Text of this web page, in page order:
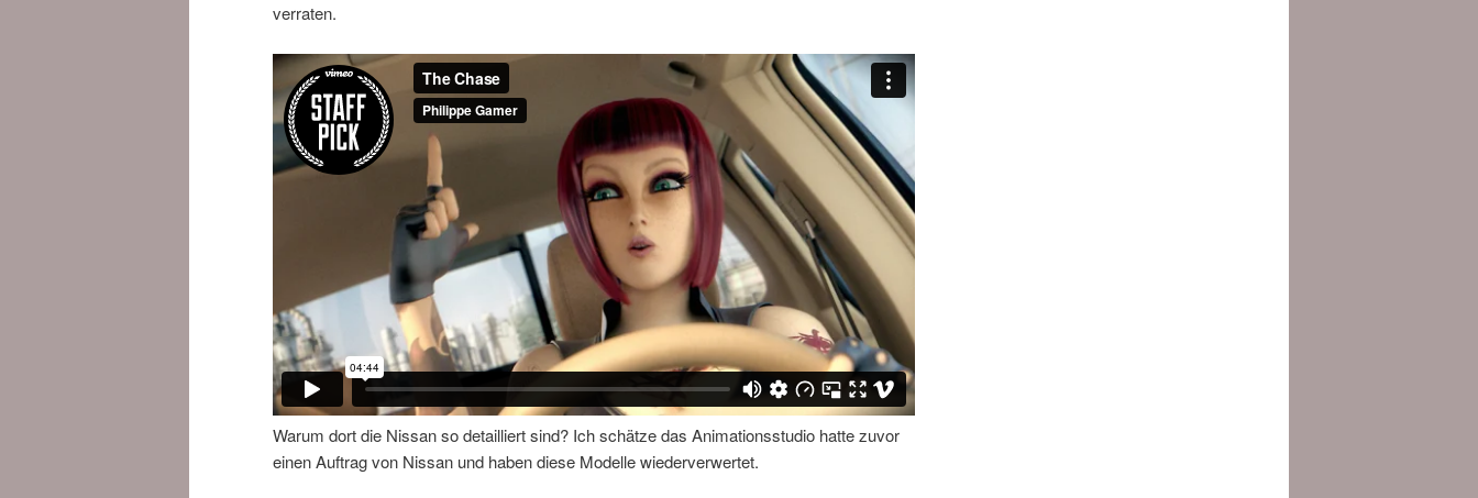
verraten.
Warum dort die Nissan so detailliert sind? Ich schätze das Animationsstudio hatte zuvor
einen Auftrag von Nissan und haben diese Modelle wiederverwertet.